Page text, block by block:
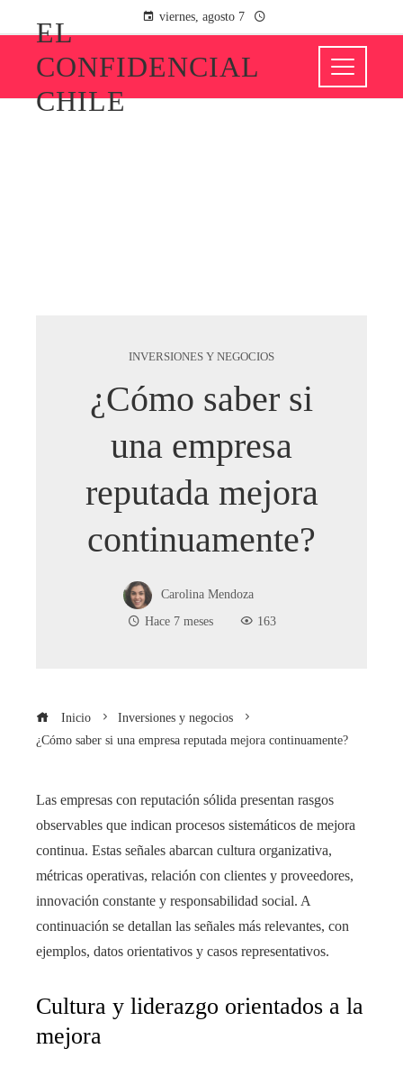
viernes, agosto 7
EL
CONFIDENCIAL
CHILE
INVERSIONES Y NEGOCIOS
¿Cómo saber si
una empresa
reputada mejora
continuamente?
Carolina Mendoza
Hace 7 meses
163
Inicio
Inversiones y negocios
¿Cómo saber si una empresa reputada mejora continuamente?
Las empresas con reputación sólida presentan rasgos
observables que indican procesos sistemáticos de mejora
continua. Estas señales abarcan cultura organizativa,
métricas operativas, relación con clientes y proveedores,
innovación constante y responsabilidad social. A
continuación se detallan las señales más relevantes, con
ejemplos, datos orientativos y casos representativos.
Cultura y liderazgo orientados a la
mejora